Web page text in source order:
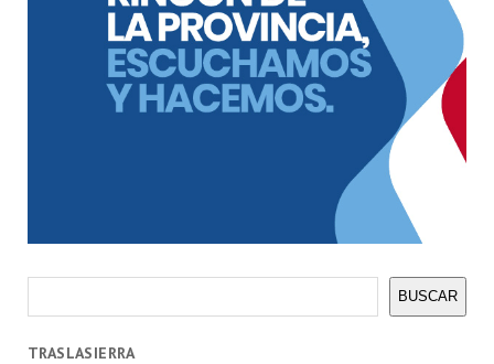
BUSCAR
TRASLASIERRA